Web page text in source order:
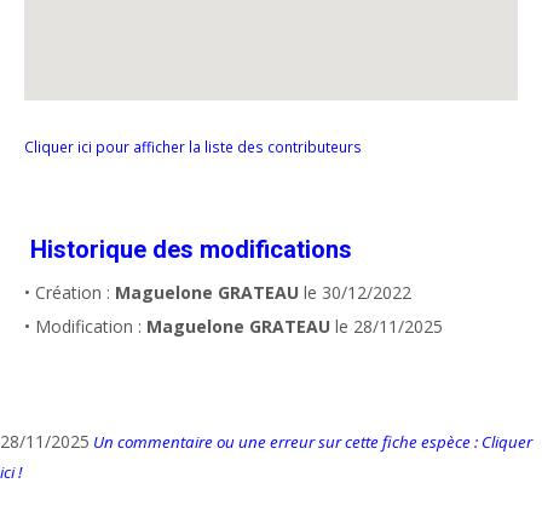
Cliquer ici pour afficher la liste des contributeurs
Historique des modifications
• Création : Maguelone GRATEAU le 30/12/2022
• Modification : Maguelone GRATEAU le 28/11/2025
28/11/2025 Un commentaire ou une erreur sur cette fiche espèce : Cliquer
ici !